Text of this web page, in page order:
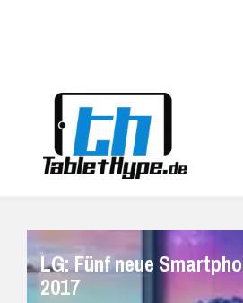
LG: Fünf neue
2017